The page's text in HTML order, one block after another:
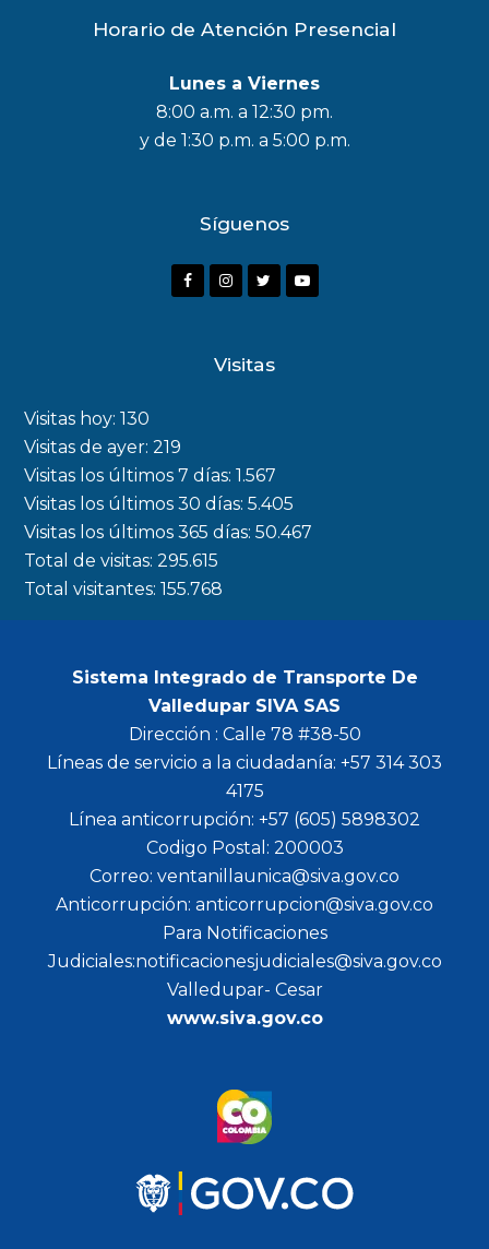
Horario de Atención Presencial
Lunes a Viernes
8:00 a.m. a 12:30 pm.
y de 1:30 p.m. a 5:00 p.m.
Síguenos
F
o
k
I
a
m
r
Y
Visitas
Visitas hoy:130
Visitas de ayer:219
Visitas los últimos 7 días:1.567
Visitas los últimos 30 días:5.405
Visitas los últimos 365 días:50.467
Total de visitas:295.615
Total visitantes:155.768
Sistema Integrado de Transporte De
Valledupar SIVA SAS
Dirección : Calle 78 #38-50
Líneas de servicio a la ciudadanía: +57 314 303
4175
Línea anticorrupción: +57 (605) 5898302
Codigo Postal: 200003
Correo: ventanillaunica@siva.gov.co
Anticorrupción: anticorrupcion@siva.gov.co
Para Notificaciones
Judiciales:notificacionesjudiciales@siva.gov.co
Valledupar- Cesar
www.siva.gov.co